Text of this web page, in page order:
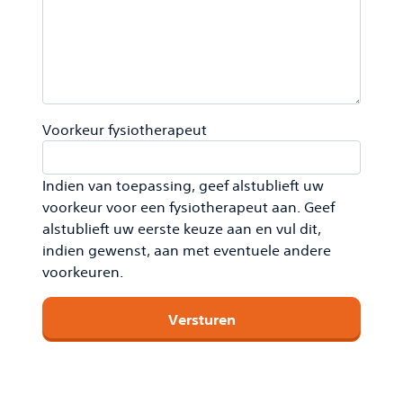
Voorkeur fysiotherapeut
Indien van toepassing, geef alstublieft uw
voorkeur voor een fysiotherapeut aan. Geef
alstublieft uw eerste keuze aan en vul dit,
indien gewenst, aan met eventuele andere
voorkeuren.